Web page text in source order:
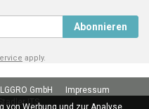
Abonnieren
apply.
Werbung und zur Analyse.
GmbH
Impressum
Stadler ITS